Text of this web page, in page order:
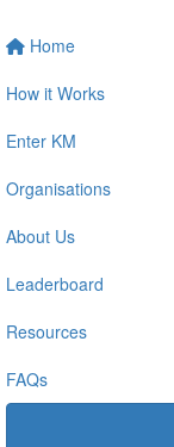
Home
How it Works
Enter KM
Organisations
About Us
Leaderboard
Resources
FAQs